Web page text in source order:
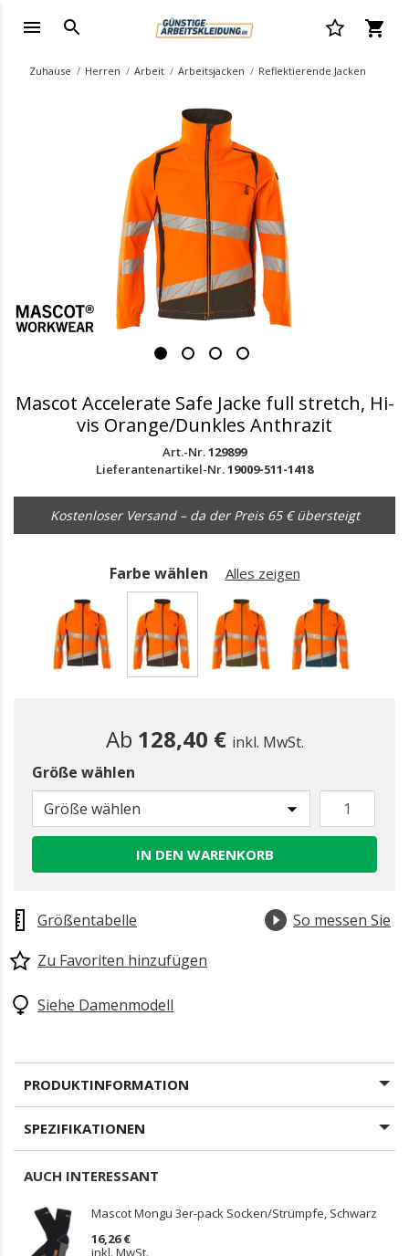
Zuhause Herren Arbeit Arbeitsjacken Reflektierende Jacken
Mascot Accelerate Safe Jacke full stretch, Hi-
vis Orange/Dunkles Anthrazit
Art.-Nr.129899
Lieferantenartikel-Nr.19009-511-1418
Kostenloser Versand – da der Preis 65 € übersteigt
Farbe wählen Alles zeigen
Ab 128,40 € inkl. MwSt.
Größe wählen
Größe wählen
IN DEN WARENKORB
Größentabelle
So messen Sie
Zu Favoriten hinzufügen
Siehe Damenmodell
PRODUKTINFORMATION
SPEZIFIKATIONEN
AUCH INTERESSANT
Mascot Mongu 3er-pack Socken/Strümpfe, Schwarz
16,26 €
inkl. MwSt.